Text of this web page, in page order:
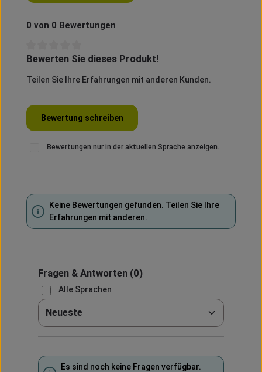
0 von 0 Bewertungen
Durchschnittliche Bewertung von 0 von 5 Sternen
Bewerten Sie dieses Produkt!
Teilen Sie Ihre Erfahrungen mit anderen Kunden.
Bewertung schreiben
Bewertungen nur in der aktuellen Sprache anzeigen.
Keine Bewertungen gefunden. Teilen Sie Ihre
Erfahrungen mit anderen.
Fragen & Antworten(0)
Alle Sprachen
Sortieren nach
Es sind noch keine Fragen verfügbar.